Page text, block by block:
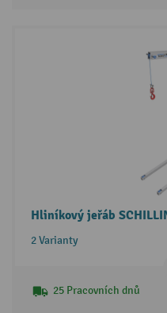
Hliníkový jeřáb
2 Varianty
25 Pracovních dnů